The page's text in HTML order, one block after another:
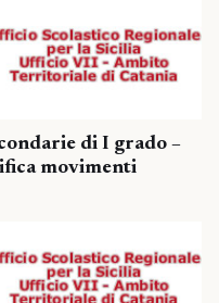
di I grado –
movimenti